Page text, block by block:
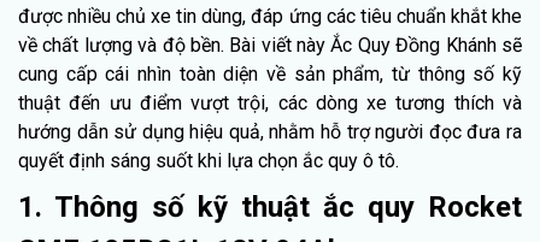
được nhiều chủ xe tin dùng, đáp ứng các tiêu chuẩn khắt khe
về chất lượng và độ bền. Bài viết này Ắc Quy Đồng Khánh sẽ
cung cấp cái nhìn toàn diện về sản phẩm, từ thông số kỹ
thuật đến ưu điểm vượt trội, các dòng xe tương thích và
hướng dẫn sử dụng hiệu quả, nhằm hỗ trợ người đọc đưa ra
quyết định sáng suốt khi lựa chọn ắc quy ô tô.
1. Thông số kỹ thuật ắc quy Rocket